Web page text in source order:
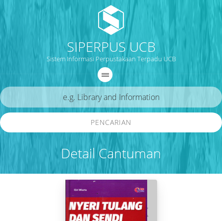
SIPERPUS UCB
Sistem Informasi Perpustakaan Terpadu UCB
Detail Cantuman
PENCARIAN